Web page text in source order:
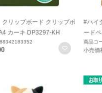
クリップボード クリップボ
カーキ DP3297-KH
お気に入
#ハイ
ード
商品コ
小売価